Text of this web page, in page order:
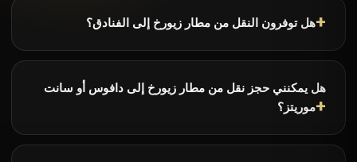
هل توفرون النقل من مطار زيورخ إلى الفنادق؟
هل يمكنني حجز نقل من مطار زيورخ إلى دافوس أو سانت
موريتز؟